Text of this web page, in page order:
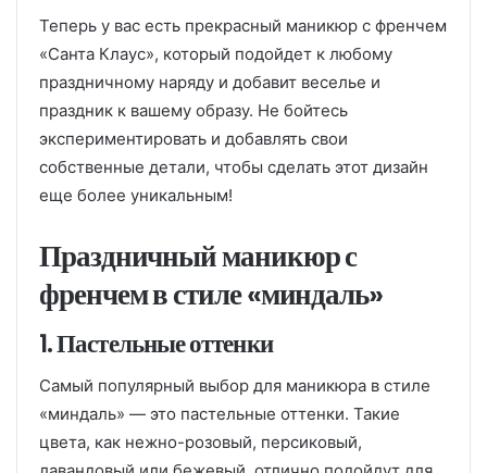
Теперь у вас есть прекрасный маникюр с френчем
«Санта Клаус», который подойдет к любому
праздничному наряду и добавит веселье и
праздник к вашему образу. Не бойтесь
экспериментировать и добавлять свои
собственные детали, чтобы сделать этот дизайн
еще более уникальным!
Праздничный маникюр с
френчем в стиле «миндаль»
1. Пастельные оттенки
Самый популярный выбор для маникюра в стиле
«миндаль» — это пастельные оттенки. Такие
цвета, как нежно-розовый, персиковый,